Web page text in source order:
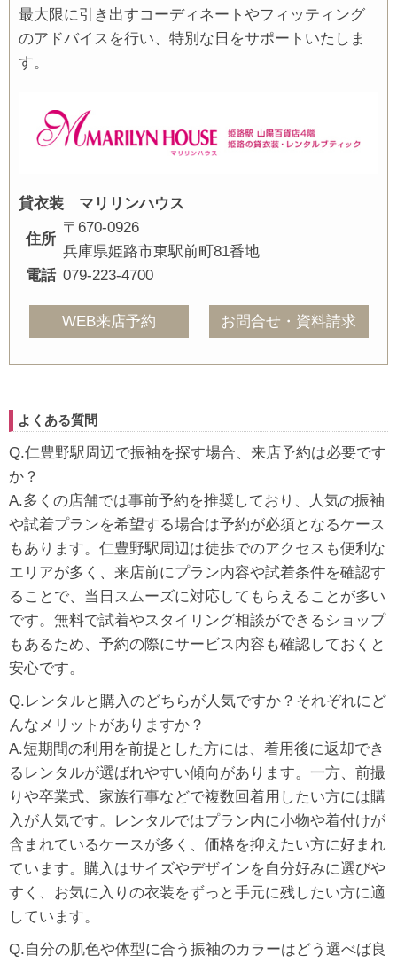
最大限に引き出すコーディネートやフィッティング
のアドバイスを行い、特別な日をサポートいたしま
す。
貸衣装 マリリンハウス
住所
〒670-0926
兵庫県姫路市東駅前町81番地
電話 079-223-4700
WEB来店予約 お問合せ・資料請求
よくある質問
Q.仁豊野駅周辺で振袖を探す場合、来店予約は必要です
か？
A.多くの店舗では事前予約を推奨しており、人気の振袖
や試着プランを希望する場合は予約が必須となるケース
もあります。仁豊野駅周辺は徒歩でのアクセスも便利な
エリアが多く、来店前にプラン内容や試着条件を確認す
ることで、当日スムーズに対応してもらえることが多い
です。無料で試着やスタイリング相談ができるショップ
もあるため、予約の際にサービス内容も確認しておくと
安心です。
Q.レンタルと購入のどちらが人気ですか？それぞれにど
んなメリットがありますか？
A.短期間の利用を前提とした方には、着用後に返却でき
るレンタルが選ばれやすい傾向があります。一方、前撮
りや卒業式、家族行事などで複数回着用したい方には購
入が人気です。レンタルではプラン内に小物や着付けが
含まれているケースが多く、価格を抑えたい方に好まれ
ています。購入はサイズやデザインを自分好みに選びや
すく、お気に入りの衣装をずっと手元に残したい方に適
しています。
Q.自分の肌色や体型に合う振袖のカラーはどう選べば良